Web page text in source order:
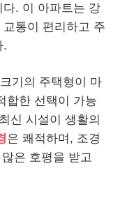
. 이 아파트는 강
통이 편리하고 주
.
기의 주택형이 마
합한 선택이 가능
신 시설이 생활의
은 쾌적하며, 조경
은 호평을 받고